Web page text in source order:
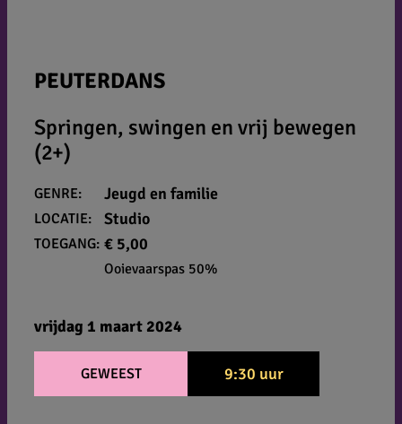
PEUTERDANS
Springen, swingen en vrij bewegen
(2+)
GENRE: Jeugd en familie
LOCATIE: Studio
TOEGANG: € 5,00
Ooievaarspas 50%
vrijdag 1 maart 2024
GEWEEST 9:30 uur